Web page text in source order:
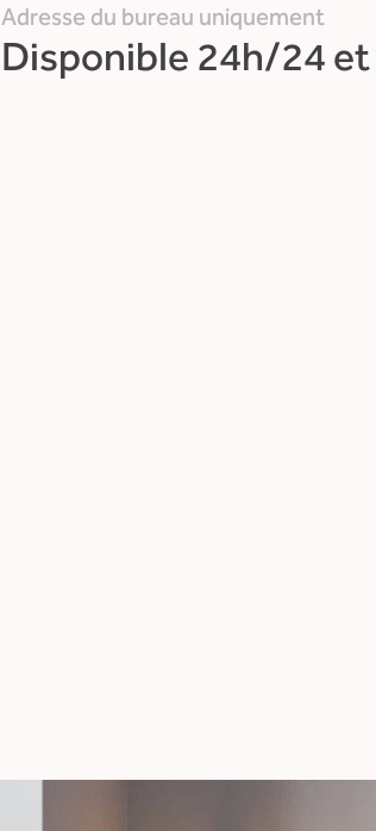
Adresse du bureau uniquement
Disponible 24h/24